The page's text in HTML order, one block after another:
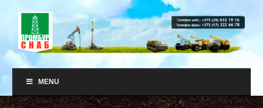
MENU